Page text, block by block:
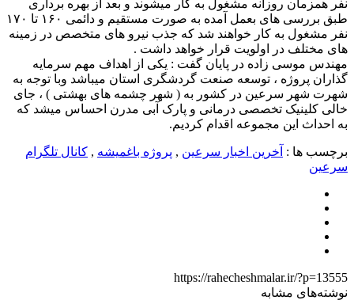
نفر همزمان روزانه مشغول به کار میشوند و بعد از بهره برداری
طبق بررسی های بعمل آمده به صورت مستقیم و دائمی ۱۶۰ تا ۱۷۰
نفر مشغول به کار خواهند شد که جذب نیرو های متخصص در زمینه
های مختلف در اولویت قرار خواهد داشت .
مهندس موسی زاده در پایان گفت : یکی از اهداف مهم سرمایه
گذاران پروژه ، توسعه صنعت گردشگری استان میباشد وبا توجه به
شهرت شهر سرعین در کشور به ( شهر چشمه های بهشتی ) ، جای
خالی کلینیک تخصصی درمانی و پارک آبی مدرن احساس میشد که
به احداث این مجموعه اقدام کردیم.
برچسب ها : آخرین اخبار سرعین , پروژه باغمیشه , کانال تلگرام
سرعین
https://rahecheshmalar.ir/?p=13555
نوشته‌های مشابه